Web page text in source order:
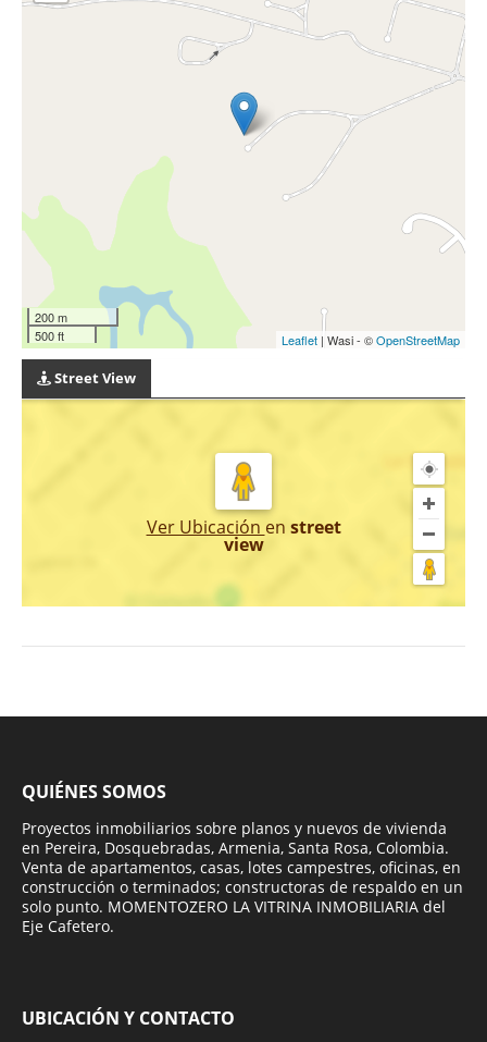
200 m
500 ft
Leaflet | Wasi - ©OpenStreetMap
Street View
Ver Ubicación en street
view
QUIÉNES SOMOS
Proyectos inmobiliarios sobre planos y nuevos de vivienda
en Pereira, Dosquebradas, Armenia, Santa Rosa, Colombia.
Venta de apartamentos, casas, lotes campestres, oficinas, en
construcción o terminados; constructoras de respaldo en un
solo punto. MOMENTOZERO LA VITRINA INMOBILIARIA del
Eje Cafetero.
UBICACIÓN Y CONTACTO